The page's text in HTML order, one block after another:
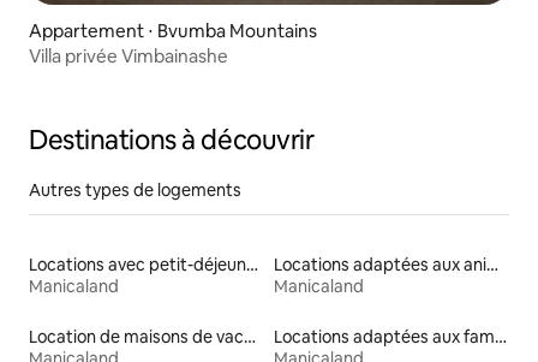
Appartement ⋅ Bvumba Mountains
Villa privée Vimbainashe
Destinations à découvrir
Autres types de logements
Locations avec petit-déjeuner
Manicaland
Locations adaptées aux animaux
Manicaland
Location de maisons de vacances
Locations adaptées aux familles